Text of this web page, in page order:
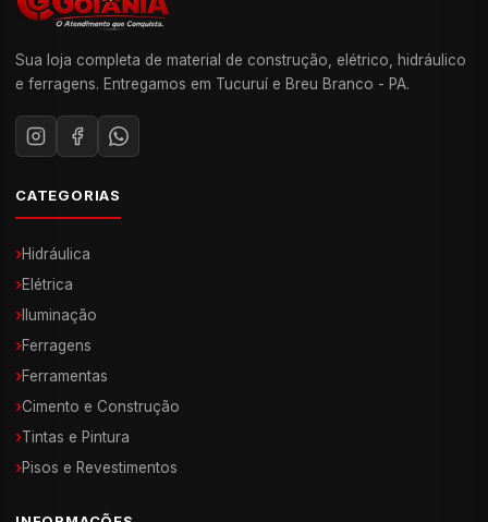
Sua loja completa de material de construção, elétrico, hidráulico
e ferragens. Entregamos em Tucuruí e Breu Branco - PA.
CATEGORIAS
›Hidráulica
›Elétrica
› Iluminação
›Ferragens
›Ferramentas
›Cimento e Construção
›Tintas e Pintura
›Pisos e Revestimentos